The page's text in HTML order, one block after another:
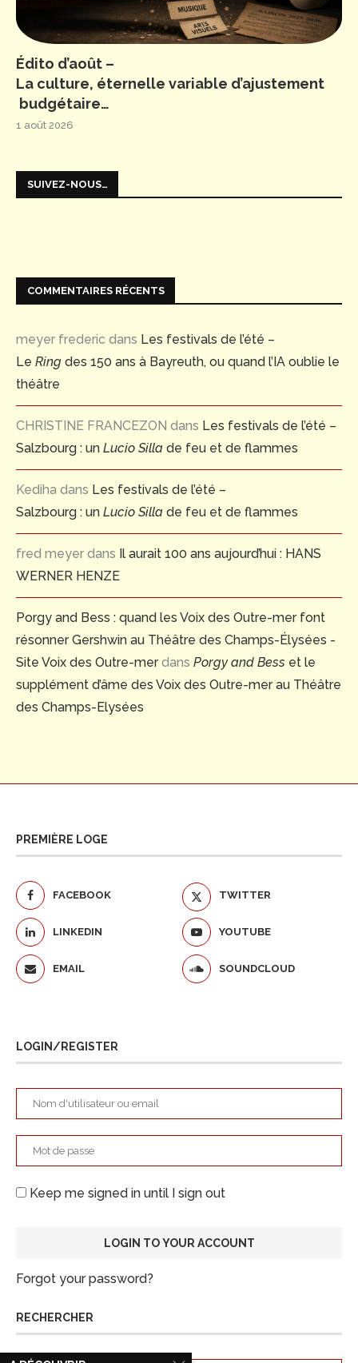
Édito d’août –
La culture, éternelle variable d’ajustement
budgétaire…
1 août 2026
SUIVEZ-NOUS…
COMMENTAIRES RÉCENTS
meyer frederic dans Les festivals de l’été –
Le Ring des 150 ans à Bayreuth, ou quand l’IA oublie le
théâtre
CHRISTINE FRANCEZON dans Les festivals de l’été –
Salzbourg : un Lucio Silla de feu et de flammes
Kediha dans Les festivals de l’été –
Salzbourg : un Lucio Silla de feu et de flammes
fred meyer dans Il aurait 100 ans aujourd’hui : HANS
WERNER HENZE
Porgy and Bess : quand les Voix des Outre-mer font
résonner Gershwin au Théâtre des Champs-Élysées -
Site Voix des Outre-merdans Porgy and Bess et le
supplément d’âme des Voix des Outre-mer au Théâtre
des Champs-Elysées
PREMIÈRE LOGE
FACEBOOK TWITTER
LINKEDIN YOUTUBE
EMAIL SOUNDCLOUD
LOGIN/REGISTER
Keep me signed in until I sign out
Forgot your password?
RECHERCHER